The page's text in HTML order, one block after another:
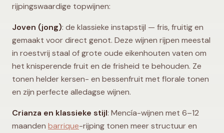
rijpingswaardige topwijnen:
Joven (jong): de klassieke instapstijl — fris, fruitig en
gemaakt voor direct genot. Deze wijnen rijpen meestal
in roestvrij staal of grote oude eikenhouten vaten om
het knisperende fruit en de frisheid te behouden. Ze
tonen helder kersen- en bessenfruit met florale tonen
en zijn perfecte alledagse wijnen.
Crianza en klassieke stijl: Mencía-wijnen met 6–12
maanden barrique-rijping tonen meer structuur en